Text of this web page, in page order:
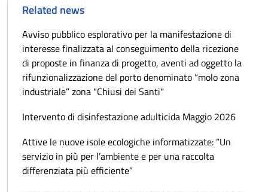
Related news
Avviso pubblico esplorativo per la manifestazione di
interesse finalizzata al conseguimento della ricezione
di proposte in finanza di progetto, aventi ad oggetto la
rifunzionalizzazione del porto denominato “molo zona
industriale” zona "Chiusi dei Santi"
Intervento di disinfestazione adulticida Maggio 2026
Attive le nuove isole ecologiche informatizzate: “Un
servizio in più per l’ambiente e per una raccolta
differenziata più efficiente”